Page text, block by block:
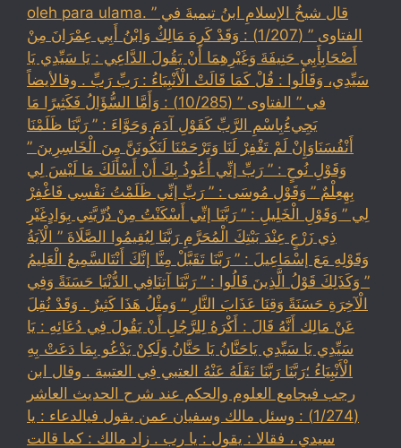
oleh para ulama. قال شيخُ الإسلامِ ابنُ تيميةَ في ”
الفتاوى ” (1/207) : وَقَدْ كَرِهَ مَالِكٌ وَابْنُ أَبِي عِمْرَانَ مِنْ
أَصْحَابِأَبِي حَنِيفَةَ وَغَيْرِهِمَا أَنْ يَقُولَ الدَّاعِي : يَا سَيِّدِي يَا
سَيِّدِي، وَقَالُوا : قُلْ كَمَا قَالَتْ الْأَنْبِيَاءُ : رَبِّ رَبِّ . وقالأيضاً
في ” الفتاوى ” (10/285) : وَأَمَّا السُّؤَالُ فَكَثِيرًا مَا
يَجِيءُبِاسْمِ الرَّبِّ كَقَوْلِ آدَمَ وَحَوَّاءَ : ” رَبَّنَا ظَلَمْنَا
أَنْفُسَنَاوَإِنْ لَمْ تَغْفِرْ لَنَا وَتَرْحَمْنَا لَنَكُونَنَّ مِنَ الْخَاسِرِينَ ”
وَقَوْلِ نُوحٍ : ” رَبِّ إنِّي أَعُوذُ بِكَ أَنْ أَسْأَلَكَ مَا لَيْسَ لِي
بِهِعِلْمٌ ” وَقَوْلِ مُوسَى : ” رَبِّ إنِّي ظَلَمْتُ نَفْسِي فَاغْفِرْ
لِي ” وَقَوْلِ الْخَلِيلِ : ” رَبَّنَا إنِّي أَسْكَنْتُ مِنْ ذُرِّيَّتِي بِوَادٍغَيْرِ
ذِي زَرْعٍ عِنْدَ بَيْتِكَ الْمُحَرَّمِ رَبَّنَا لِيُقِيمُوا الصَّلَاةَ ” الْآيَةُ
وَقَوْلِهِ مَعَ إسْمَاعِيلَ : ” رَبَّنَا تَقَبَّلْ مِنَّا إنَّكَ أَنْتَالسَّمِيعُ الْعَلِيمُ
” وَكَذَلِكَ قَوْلُ الَّذِينَ قَالُوا : ” رَبَّنَا آتِنَافِي الدُّنْيَا حَسَنَةً وَفِي
الْآخِرَةِ حَسَنَةً وَقِنَا عَذَابَ النَّارِ ” وَمِثْلُ هَذَا كَثِيرٌ . وَقَدْ نُقِلَ
عَنْ مَالِك أَنَّهُ قَالَ : أَكْرَهُ لِلرَّجُلِ أَنْ يَقُولَ فِي دُعَائِهِ : يَا
سَيِّدِي يَا سَيِّدِي يَاحَنَّانُ يَا حَنَّانُ وَلَكِنْ يَدْعُو بِمَا دَعَتْ بِهِ
الْأَنْبِيَاءُ ؛رَبَّنَا رَبَّنَا نَقَلَهُ عَنْهُ العتبي فِي العتبية . وقال ابن
رجب فيجامع العلوم والحكم عند شرح الحديث العاشر
(1/274) : وسئل مالك وسفيان عمن يقول فيالدعاء : يا
سيدي ، فقالا : يقول : يا رب . زاد مالك : كما قالت